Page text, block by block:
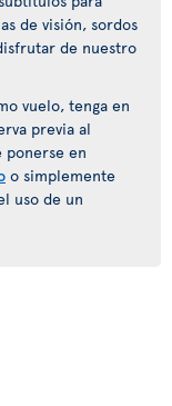
de visión, sordos
de nuestro
vuelo, tenga en
previa al
ponerse en
o simplemente
uso de un